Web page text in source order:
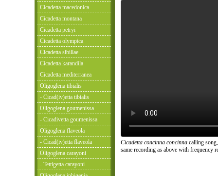
Cicadetta concinna concinna calling song,
same recording as above with frequency
Cicadetta macedonica
Cicadetta montana
Cicadetta petryi
Cicadetta olympica
Cicadetta sibillae
Cicadetta karandila
Cicadetta mediterranea
Oligoglena tibialis
- Cicad(iv)etta tibialis
Oligoglena goumenissa
- Cicadivetta goumenissa
Oligoglena flaveola
- Cicad(iv)etta flaveola
Oligoglena carayoni
- Tettigetta carayoni